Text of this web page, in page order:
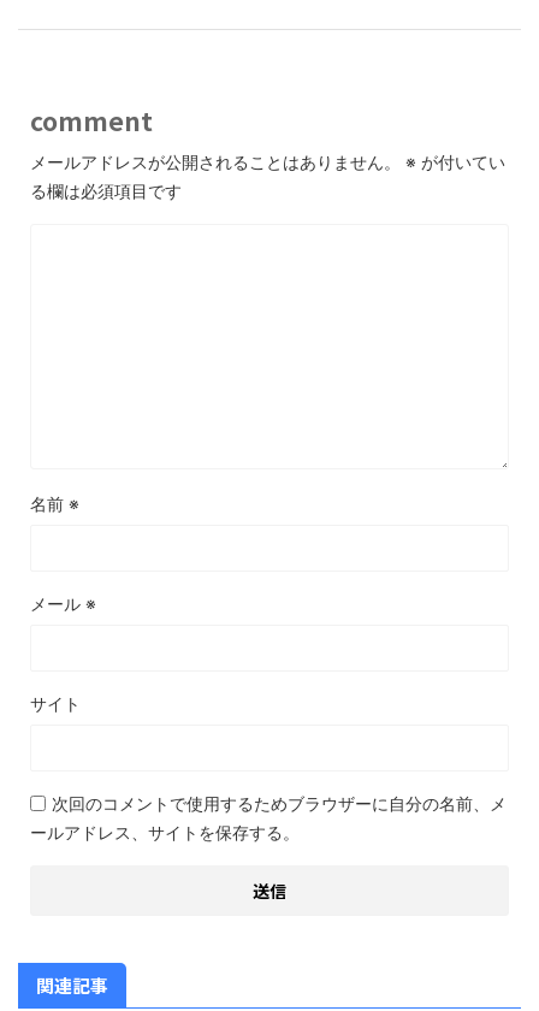
comment
メールアドレスが公開されることはありません。 ※ が付いてい
る欄は必須項目です
名前 ※
メール ※
サイト
次回のコメントで使用するためブラウザーに自分の名前、メ
ールアドレス、サイトを保存する。
関連記事